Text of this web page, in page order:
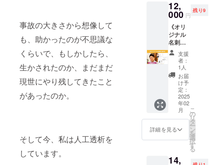
事故の大きさから想像して
も、助かったのが不思議な
くらいで、もしかしたら、
生かされたのか、まだまだ
現世にやり残してきたこと
があったのか。
そして今、私は人工透析を
しています。
ビジネ
ス、反
社等に
関係す
る挑
戦、及
びそれ
に関わ
る方の
サポー
トはで
きませ
ん。後
日わ
かった
場合は
サポー
があり
得てお
ります
※ 画像
はイ
メージ
です
（外観
や仕様
は変更
になる
場合が
ありま
す）
ります
※ 画像
はイ
メージ
です
（外観
や仕様
は変更
になる
場合が
ありま
す）
【コラ
ボライ
ブ実施
2026年
1月末ま
会につ
いて 所
要時
間：2時
間 日
時：
「10:00
から
12:00」
「14:00
から
16:00」
からご
希望を
選択し
さい。
日程は
さんの
は変更
になる
ありま
す） ◇
お名前
ぽえむ
につい
て ます
みんが
心をこ
めて、
あなた
の人柄
や年齢
考慮し
て名前
と似顔
きます
・イベ
90分ま
でにな
ります
（リ
ターン
費用に
含まれ
ます ）
・会場
費用は
別途ご
負担く
・入場
費用は
自由に
インコ
ンサル
ます ・
1回60分
×毎月2
回を6か
月間行
います
（開始
時期は
ご相談
くださ
い） ※
支援者
zoomの
アドレ
たしま
メッ
セージ
いたし
ます）
※ご希望
の曜日
や時間
帯をお
伺いし
ながら
日程を
調整さ
せて頂
きま
す。 ※
当方の
セッ
のセッ
「理想
実現化
セラ
ピー」
セラ
ピーに1
回ご参
加いた
だけま
す ・
zoomを
使った
90分の
オンラ
インセ
ラピー
になり
zoomの
12,
000 円
残り9
《オリ
ジナル
名刺の
制作》
絵本制
作で絵
とデザ
インを
お願い
してい
る、デ
ザイン
事務所
キダキ
カク代
表の喜
にオリ
支援
者：
1人
お届
け予
定：
2025
年02
月
詳細を見る
こ
の
リ
タ
ー
ン
を
選
択
す
る
14,